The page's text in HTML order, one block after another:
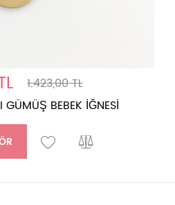
1.423,00 TL
BEBEK İĞNESİ